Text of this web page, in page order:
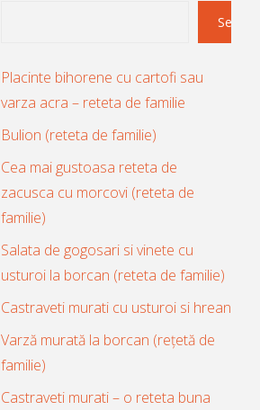
Search
Placinte bihorene cu cartofi sau
varza acra – reteta de familie
Bulion (reteta de familie)
Cea mai gustoasa reteta de
zacusca cu morcovi (reteta de
familie)
Salata de gogosari si vinete cu
usturoi la borcan (reteta de familie)
Castraveti murati cu usturoi si hrean
Varză murată la borcan (rețetă de
familie)
Castraveti murati – o reteta buna